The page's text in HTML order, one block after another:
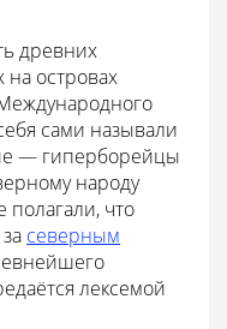
древних
островах
сами называли
— гиперборейцы
народу
что
северным
лексемой